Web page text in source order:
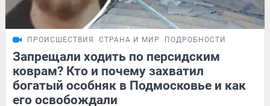
ПРОИСШЕСТВИЯ СТРАНА И МИР ПОДРОБНОСТИ
Запрещали ходить по персидским
коврам? Кто и почему захватил
богатый особняк в Подмосковье и как
его освобождали